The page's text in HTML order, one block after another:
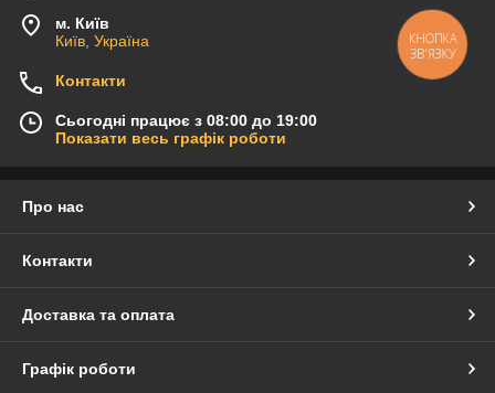
м. Київ
Київ, Україна
Контакти
Сьогодні працює з 08:00 до 19:00
Показати весь графік роботи
Про нас
Контакти
Доставка та оплата
Графік роботи
КНОПКА
ЗВ'ЯЗКУ